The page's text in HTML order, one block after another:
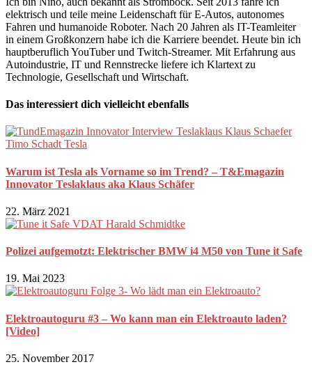
elektrisch und teile meine Leidenschaft für E-Autos, autonomes
Fahren und humanoide Roboter. Nach 20 Jahren als IT-Teamleiter
in einem Großkonzern habe ich die Karriere beendet. Heute bin ich
hauptberuflich YouTuber und Twitch-Streamer. Mit Erfahrung aus
Autoindustrie, IT und Rennstrecke liefere ich Klartext zu
Technologie, Gesellschaft und Wirtschaft.
Das interessiert dich vielleicht ebenfalls
Warum ist Tesla als Vorname so im Trend? – T&Emagazin
Innovator Teslaklaus aka Klaus Schäfer
22. März 2021
Polizei aufgemotzt: Elektrischer BMW i4 M50 von Tune it Safe
19. Mai 2023
Elektroautoguru #3 – Wo kann man ein Elektroauto laden?
[Video]
25. November 2017